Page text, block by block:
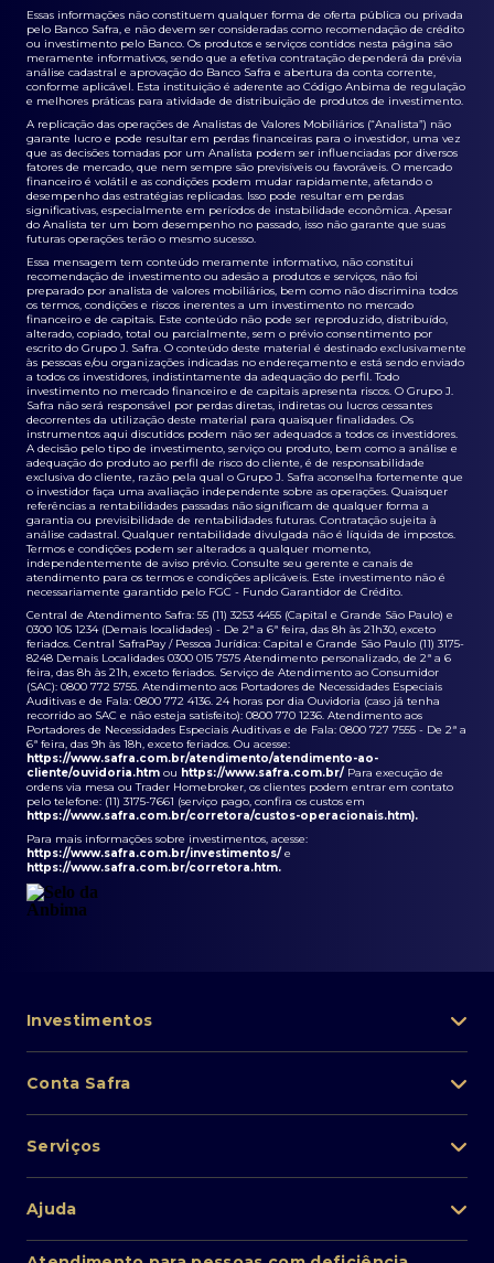
Essas informações não constituem qualquer forma de oferta pública ou privada
pelo Banco Safra, e não devem ser consideradas como recomendação de crédito
ou investimento pelo Banco. Os produtos e serviços contidos nesta página são
meramente informativos, sendo que a efetiva contratação dependerá da prévia
análise cadastral e aprovação do Banco Safra e abertura da conta corrente,
conforme aplicável. Esta instituição é aderente ao Código Anbima de regulação
e melhores práticas para atividade de distribuição de produtos de investimento.
A replicação das operações de Analistas de Valores Mobiliários (“Analista”) não
garante lucro e pode resultar em perdas financeiras para o investidor, uma vez
que as decisões tomadas por um Analista podem ser influenciadas por diversos
fatores de mercado, que nem sempre são previsíveis ou favoráveis. O mercado
financeiro é volátil e as condições podem mudar rapidamente, afetando o
desempenho das estratégias replicadas. Isso pode resultar em perdas
significativas, especialmente em períodos de instabilidade econômica. Apesar
do Analista ter um bom desempenho no passado, isso não garante que suas
futuras operações terão o mesmo sucesso.
Essa mensagem tem conteúdo meramente informativo, não constitui
recomendação de investimento ou adesão a produtos e serviços, não foi
preparado por analista de valores mobiliários, bem como não discrimina todos
os termos, condições e riscos inerentes a um investimento no mercado
financeiro e de capitais. Este conteúdo não pode ser reproduzido, distribuído,
alterado, copiado, total ou parcialmente, sem o prévio consentimento por
escrito do Grupo J. Safra. O conteúdo deste material é destinado exclusivamente
às pessoas e/ou organizações indicadas no endereçamento e está sendo enviado
a todos os investidores, indistintamente da adequação do perfil. Todo
investimento no mercado financeiro e de capitais apresenta riscos. O Grupo J.
Safra não será responsável por perdas diretas, indiretas ou lucros cessantes
decorrentes da utilização deste material para quaisquer finalidades. Os
instrumentos aqui discutidos podem não ser adequados a todos os investidores.
A decisão pelo tipo de investimento, serviço ou produto, bem como a análise e
adequação do produto ao perfil de risco do cliente, é de responsabilidade
exclusiva do cliente, razão pela qual o Grupo J. Safra aconselha fortemente que
o investidor faça uma avaliação independente sobre as operações. Quaisquer
referências a rentabilidades passadas não significam de qualquer forma a
garantia ou previsibilidade de rentabilidades futuras. Contratação sujeita à
análise cadastral. Qualquer rentabilidade divulgada não é líquida de impostos.
Termos e condições podem ser alterados a qualquer momento,
independentemente de aviso prévio. Consulte seu gerente e canais de
atendimento para os termos e condições aplicáveis. Este investimento não é
necessariamente garantido pelo FGC - Fundo Garantidor de Crédito.
Central de Atendimento Safra: 55 (11) 3253 4455 (Capital e Grande São Paulo) e
0300 105 1234 (Demais localidades) - De 2ª a 6ª feira, das 8h às 21h30, exceto
feriados. Central SafraPay / Pessoa Jurídica: Capital e Grande São Paulo (11) 3175-
8248 Demais Localidades 0300 015 7575 Atendimento personalizado, de 2ª a 6
feira, das 8h às 21h, exceto feriados. Serviço de Atendimento ao Consumidor
(SAC): 0800 772 5755. Atendimento aos Portadores de Necessidades Especiais
Auditivas e de Fala: 0800 772 4136. 24 horas por dia Ouvidoria (caso já tenha
recorrido ao SAC e não esteja satisfeito): 0800 770 1236. Atendimento aos
Portadores de Necessidades Especiais Auditivas e de Fala: 0800 727 7555 - De 2ª a
6ª feira, das 9h às 18h, exceto feriados. Ou acesse:
https://www.safra.com.br/atendimento/atendimento-ao-
cliente/ouvidoria.htm ou https://www.safra.com.br/ Para execução de
ordens via mesa ou Trader Homebroker, os clientes podem entrar em contato
pelo telefone: (11) 3175-7661 (serviço pago, confira os custos em
https://www.safra.com.br/corretora/custos-operacionais.htm).
Para mais informações sobre investimentos, acesse:
https://www.safra.com.br/investimentos/ e
https://www.safra.com.br/corretora.htm.
Investimentos
Lista de fundos de investimento
Private Banking
Renda fixa
Conta Safra
Pessoa Física
Cartões
Empréstimos e financiamentos
Serviços
Perda/roubo de celular
Ajuda
Atendimento ao cliente